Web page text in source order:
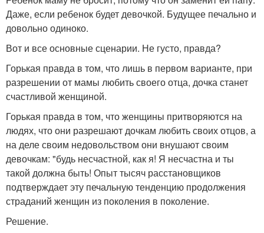
Даже, если ребенок будет девочкой. Будущее печально и
довольно одиноко.
Вот и все основные сценарии. Не густо, правда?
Горькая правда в том, что лишь в первом варианте, при
разрешении от мамы любить своего отца, дочка станет
счастливой женщиной.
Горькая правда в том, что женщины притворяются на
людях, что они разрешают дочкам любить своих отцов, а
на деле своим недовольством они внушают своим
девочкам: "будь несчастной, как я! Я несчастна и ты
такой должна быть! Опыт тысяч расстановщиков
подтверждает эту печальную тенденцию продолжения
страданий женщин из поколения в поколение.
Решение.